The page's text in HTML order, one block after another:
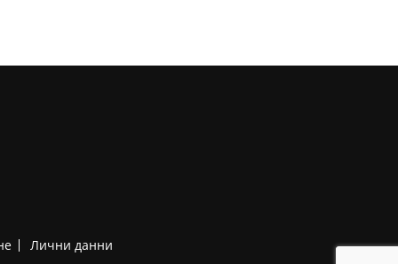
Лични данни